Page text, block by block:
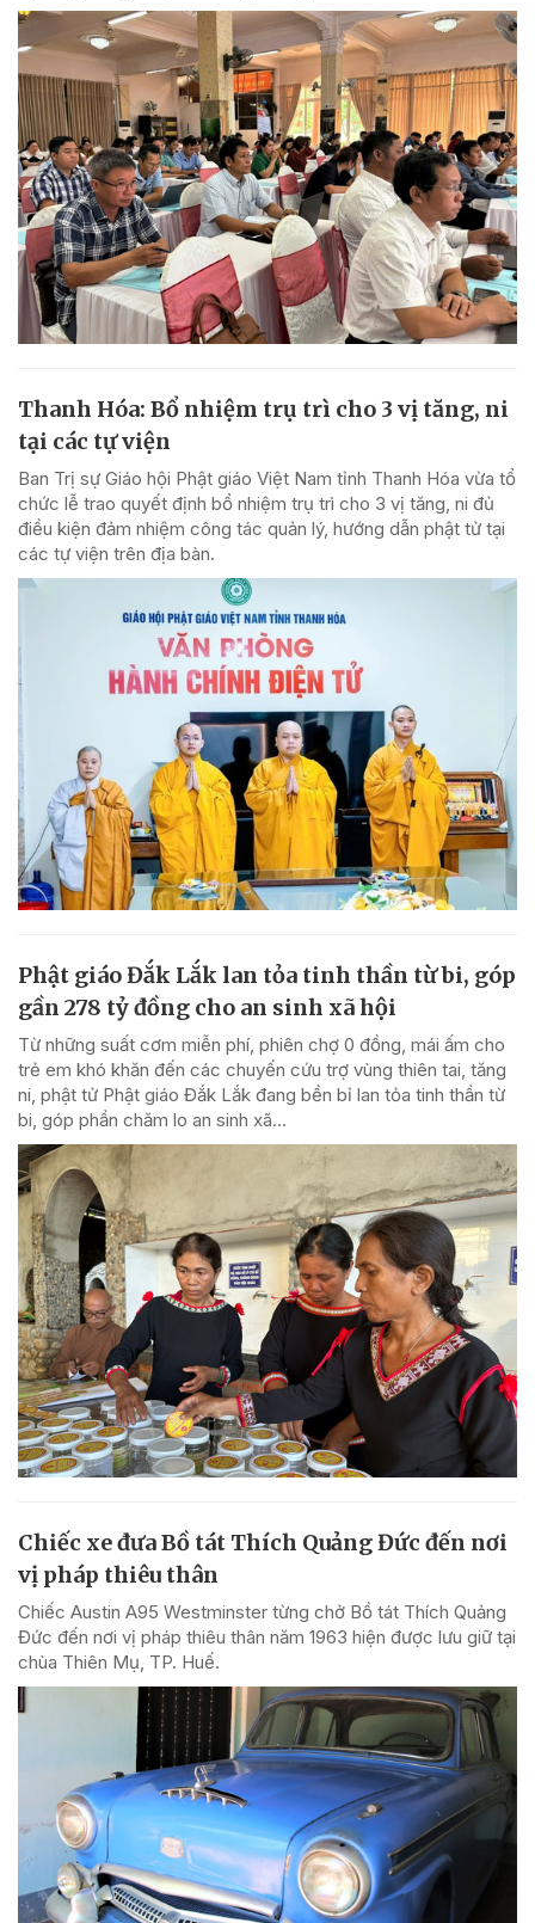
Thanh Hóa: Bổ nhiệm trụ trì cho 3 vị tăng, ni
tại các tự viện
Ban Trị sự Giáo hội Phật giáo Việt Nam tỉnh Thanh Hóa vừa tổ
chức lễ trao quyết định bổ nhiệm trụ trì cho 3 vị tăng, ni đủ
điều kiện đảm nhiệm công tác quản lý, hướng dẫn phật tử tại
các tự viện trên địa bàn.
Phật giáo Đắk Lắk lan tỏa tinh thần từ bi, góp
gần 278 tỷ đồng cho an sinh xã hội
Từ những suất cơm miễn phí, phiên chợ 0 đồng, mái ấm cho
trẻ em khó khăn đến các chuyến cứu trợ vùng thiên tai, tăng
ni, phật tử Phật giáo Đắk Lắk đang bền bỉ lan tỏa tinh thần từ
bi, góp phần chăm lo an sinh xã...
Chiếc xe đưa Bồ tát Thích Quảng Đức đến nơi
vị pháp thiêu thân
Chiếc Austin A95 Westminster từng chở Bồ tát Thích Quảng
Đức đến nơi vị pháp thiêu thân năm 1963 hiện được lưu giữ tại
chùa Thiên Mụ, TP. Huế.